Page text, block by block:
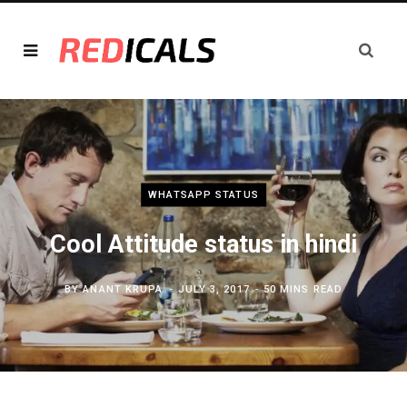
WHATSAPP STATUS
Cool Attitude status in hindi
BYANANT KRUPA JULY 3, 2017 50 MINS READ